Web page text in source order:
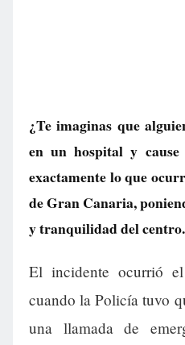
¿Te imaginas que
en un hospital y
exactamente lo que
de Gran Canaria,
y tranquilidad del centro.
El incidente ocurrió
cuando la Policía tuvo
una llamada de